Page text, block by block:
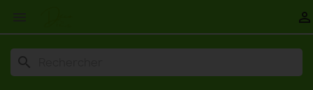

search